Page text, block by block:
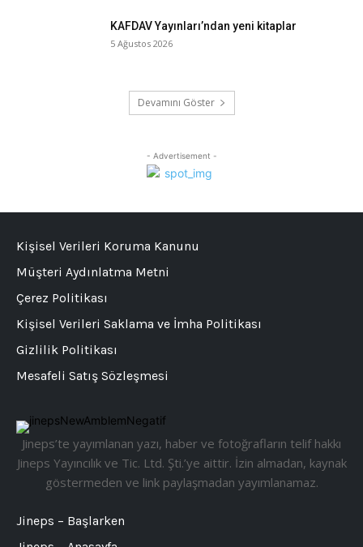
KAFDAV Yayınları’ndan yeni kitaplar
5 Ağustos 2026
Devamını Göster
- Advertisement -
Jineps’te yayımlanan yazı, haber ve fotoğrafların telif hakkı
Jineps Yayıncılık ve Tic. Ltd. Şti.’ye aittir. İzin almadan, kaynak
göstermeden ve link paylaşmadan yayımlanamaz.
Jineps – Başlarken
Kişisel Verileri Koruma Kanunu
Müşteri Aydınlatma Metni
Çerez Politikası
Kişisel Verileri Saklama ve İmha Politikası
Gizlilik Politikası
Mesafeli Satış Sözleşmesi